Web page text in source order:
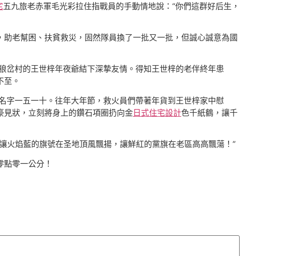
五九旅老赤軍毛光彩拉住指戰員的手動情地說：“你們這群好后生，
老幫困、扶貧救災，固然隊員換了一批又一批，但誠心誠意為國
岔村的王世梓年夜爺結下深摯友情。得知王世梓的老伴終年患
。
字一五一十。往年大年節，救火員們帶著年貨到王世梓家中慰
見狀，立刻將身上的鑽石項圈扔向金日式住宅設計色千紙鶴，讓千
讓火焰藍的旗號在圣地頂風飄揚，讓鮮紅的黨旗在老區高高飄蕩！”
零一公分！